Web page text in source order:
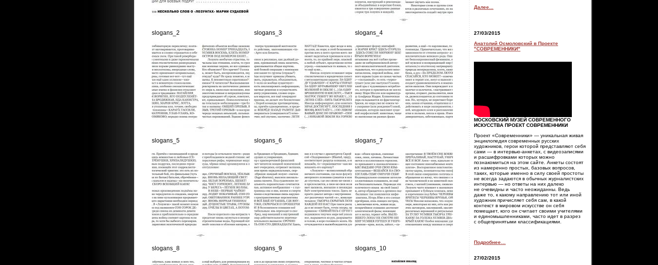
slogans_2 slogans_3 slogans_4
slogans_5 slogans_6 slogans_7
slogans_8 slogans_9 slogans_10
Далее...
27/03/2015
Анатолий Осмоловский в Проекте
"СОВРЕМЕННИКИ"
МОСКОВСКИЙ МУЗЕЙ СОВРЕМЕННОГО
ИСКУССТВА ПРОЕКТ СОВРЕМЕННИКИ
Проект «Современники» — уникальная живая
энциклопедия современных русских
художников, герои которой представляют себя
сами — в интервью-анкетах, с видеозаписями
и расшифровками которых можно
познакомиться на этом сайте. Анкеты состоят
из намеренно простых, базовых вопросов,
таких, которые именно в силу своей простоты
не всегда задаются в обычных журналистских
интервью — но ответы на них далеко
не очевидны и часто неожиданны. Ведь
даже то, к какому направлению тот или иной
художник причисляет себя сам, в какой
контекст в мировом искусстве он себя
помещает, кого он считает своими учителями
и единомышленниками, часто идет в разрез
с общепринятыми классификациями.
Подробнее…
27/02/2015